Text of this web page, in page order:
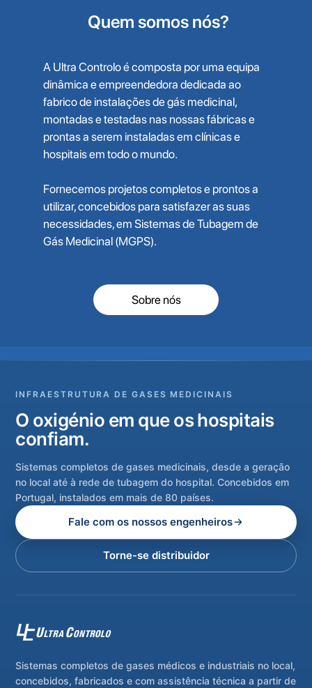
Quem somos nós?
A Ultra Controlo é composta por uma equipa
dinâmica e empreendedora dedicada ao
fabrico de instalações de gás medicinal,
montadas e testadas nas nossas fábricas e
prontas a serem instaladas em clínicas e
hospitais em todo o mundo.
Fornecemos projetos completos e prontos a
utilizar, concebidos para satisfazer as suas
necessidades, em Sistemas de Tubagem de
Gás Medicinal (MGPS).
Sobre nós
INFRAESTRUTURA DE GASES MEDICINAIS
O oxigénio em que os hospitais
confiam.
Sistemas completos de gases medicinais, desde a geração
no local até à rede de tubagem do hospital. Concebidos em
Portugal, instalados em mais de 80 países.
Fale com os nossos engenheiros
Torne-se distribuidor
Sistemas completos de gases médicos e industriais no local,
concebidos, fabricados e com assistência técnica a partir de